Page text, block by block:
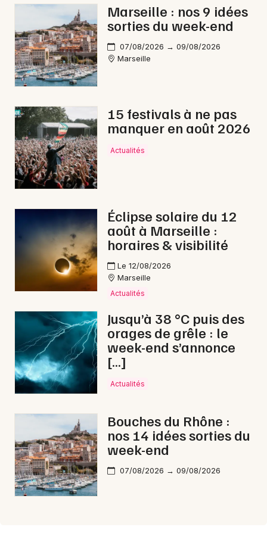
Marseille : nos 9 idées
sorties du week-end
07/08/2026 → 09/08/2026
Marseille
15 festivals à ne pas
manquer en août 2026
Actualités
Éclipse solaire du 12
août à Marseille :
horaires & visibilité
Le 12/08/2026
Marseille
Actualités
Jusqu’à 38 °C puis des
orages de grêle : le
week-end s’annonce
[…]
Actualités
Bouches du Rhône :
nos 14 idées sorties du
week-end
07/08/2026 → 09/08/2026